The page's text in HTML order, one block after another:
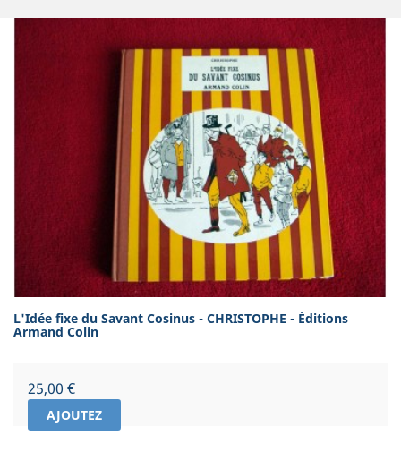
L'Idée fixe du Savant Cosinus - CHRISTOPHE - Éditions
Armand Colin
Prix
25,00 €
AJOUTEZ